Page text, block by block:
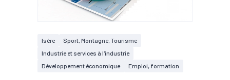
Isère
Sport, Montagne, Tourisme
Industrie et services à l'industrie
Développement économique
Emploi, formation